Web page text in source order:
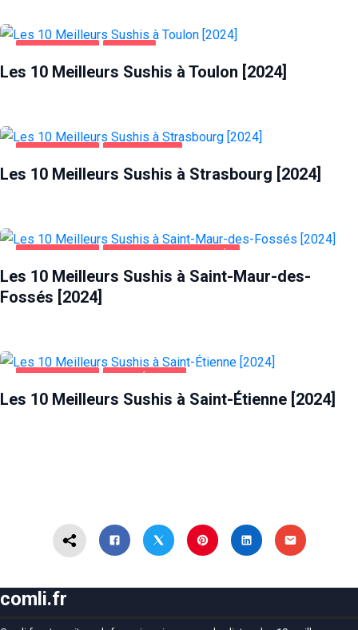
Les 10 Meilleurs Sushis à Toulon [2024]
Les 10 Meilleurs Sushis à Strasbourg [2024]
Les 10 Meilleurs Sushis à Saint-Maur-des-
Fossés [2024]
Les 10 Meilleurs Sushis à Saint-Étienne [2024]
comli.fr